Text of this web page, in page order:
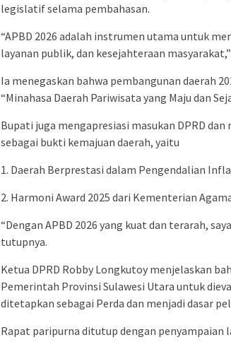
legislatif selama pembahasan.
“APBD 2026 adalah instrumen utama untuk
layanan publik, dan kesejahteraan
Ia menegaskan bahwa pembangunan daerah
“Minahasa Daerah Pariwisata yang Maju dan
Bupati juga mengapresiasi masukan DPRD
sebagai bukti kemajuan daerah, yaitu
1. Daerah Berprestasi dalam Pengendalian
2. Harmoni Award 2025 dari Kementerian
“Dengan APBD 2026 yang kuat dan terarah,
tutupnya.
Ketua DPRD Robby Longkutoy menjelaskan
Pemerintah Provinsi Sulawesi Utara untuk
ditetapkan sebagai Perda dan menjadi dasar
Rapat paripurna ditutup dengan penyampaian